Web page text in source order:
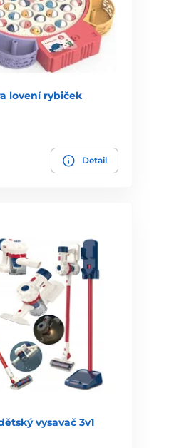
lovení rybiček
Detail
vysavač 3v1